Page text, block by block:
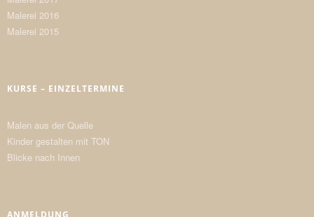
Malerei 2016
Malerei 2015
KURSE – EINZELTERMINE
Malen aus der Quelle
Kinder gestalten mit TON
Blicke nach Innen
ANMELDUNG